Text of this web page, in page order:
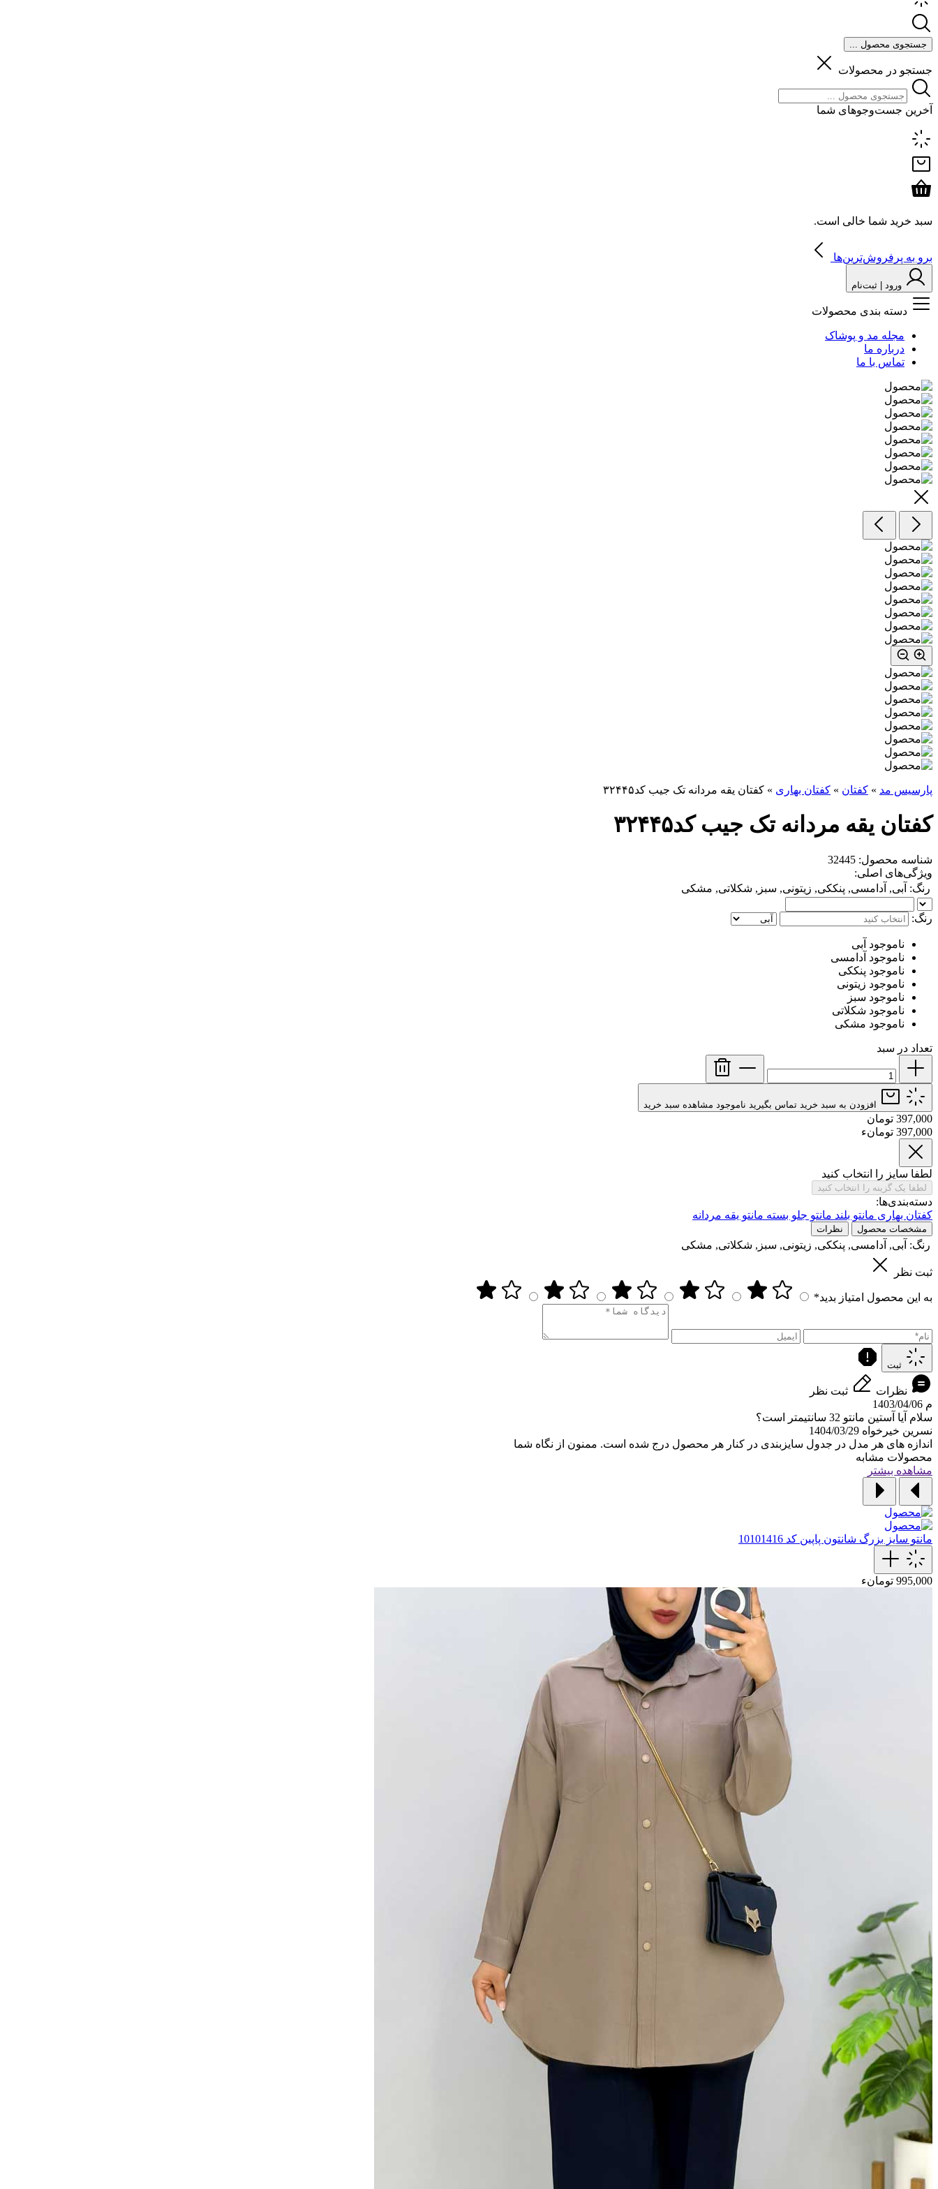
جستجوی محصول ...
جستجو در محصولات
آخرین جست‌وجوهای شما
سبد خرید شما خالی است.
برو به پرفروش‌ترین‌ها
ورود | ثبت‌نام
دسته بندی محصولات
مجله مد و پوشاک
درباره ما
تماس با ما
پارسیس مد » کفتان » کفتان بهاری » کفتان یقه مردانه تک جیب کد۳۲۴۴۵
کفتان یقه مردانه تک جیب کد۳۲۴۴۵
شناسه محصول: 32445
ویژگی‌های اصلی:
رنگ: آبی, آدامسی, پنککی, زیتونی, سبز, شکلاتی, مشکی
رنگ:
ناموجود آبی
ناموجود آدامسی
ناموجود پنککی
ناموجود زیتونی
ناموجود سبز
ناموجود شکلاتی
ناموجود مشکی
تعداد در سبد
افزودن به سبد خرید تماس بگیرید ناموجود مشاهده سبد خرید
397,000 تومان
397,000 تومانء
لطفا سایز را انتخاب کنید
لطفا یک گزینه را انتخاب کنید
دسته‌بندی‌ها:
کفتان بهاری مانتو بلند مانتو جلو بسته مانتو یقه مردانه
مشخصات محصول نظرات
رنگ: آبی, آدامسی, پنککی, زیتونی, سبز, شکلاتی, مشکی
ثبت نظر
به این محصول امتیاز بدید*
ثبت
نظرات
ثبت نظر
م 1403/04/06
سلام آیا آستین مانتو 32 سانتیمتر است؟
نسرین خیرخواه 1404/03/29
اندازه های هر مدل در جدول سایزبندی در کنار هر محصول درج شده است. ممنون از نگاه شما
محصولات مشابه
مشاهده بیشتر
مانتو سایز بزرگ شانتون پاپین کد 10101416
995,000 تومانء